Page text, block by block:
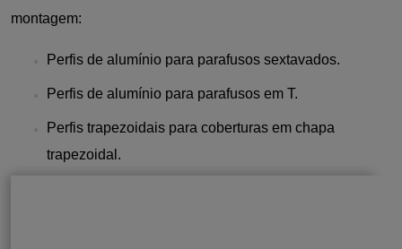
montagem:
Perfis de alumínio para parafusos sextavados.
Perfis de alumínio para parafusos em T.
Perfis trapezoidais para coberturas em chapa
trapezoidal.